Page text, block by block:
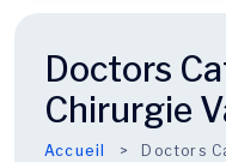
Doctors
Chirurgie
Accueil Doctors